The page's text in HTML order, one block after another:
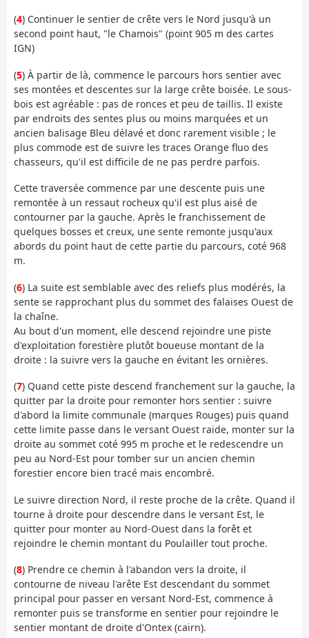
(4) Continuer le sentier de crête vers le Nord jusqu'à un
second point haut, "le Chamois" (point 905 m des cartes
IGN)
(5) À partir de là, commence le parcours hors sentier avec
ses montées et descentes sur la large crête boisée. Le sous-
bois est agréable : pas de ronces et peu de taillis. Il existe
par endroits des sentes plus ou moins marquées et un
ancien balisage Bleu délavé et donc rarement visible ; le
plus commode est de suivre les traces Orange fluo des
chasseurs, qu'il est difficile de ne pas perdre parfois.
Cette traversée commence par une descente puis une
remontée à un ressaut rocheux qu'il est plus aisé de
contourner par la gauche. Après le franchissement de
quelques bosses et creux, une sente remonte jusqu'aux
abords du point haut de cette partie du parcours, coté 968
m.
(6) La suite est semblable avec des reliefs plus modérés, la
sente se rapprochant plus du sommet des falaises Ouest de
la chaîne.
Au bout d'un moment, elle descend rejoindre une piste
d'exploitation forestière plutôt boueuse montant de la
droite : la suivre vers la gauche en évitant les ornières.
(7) Quand cette piste descend franchement sur la gauche, la
quitter par la droite pour remonter hors sentier : suivre
d'abord la limite communale (marques Rouges) puis quand
cette limite passe dans le versant Ouest raide, monter sur la
droite au sommet coté 995 m proche et le redescendre un
peu au Nord-Est pour tomber sur un ancien chemin
forestier encore bien tracé mais encombré.
Le suivre direction Nord, il reste proche de la crête. Quand il
tourne à droite pour descendre dans le versant Est, le
quitter pour monter au Nord-Ouest dans la forêt et
rejoindre le chemin montant du Poulailler tout proche.
(8) Prendre ce chemin à l'abandon vers la droite, il
contourne de niveau l'arête Est descendant du sommet
principal pour passer en versant Nord-Est, commence à
remonter puis se transforme en sentier pour rejoindre le
sentier montant de droite d'Ontex (cairn).